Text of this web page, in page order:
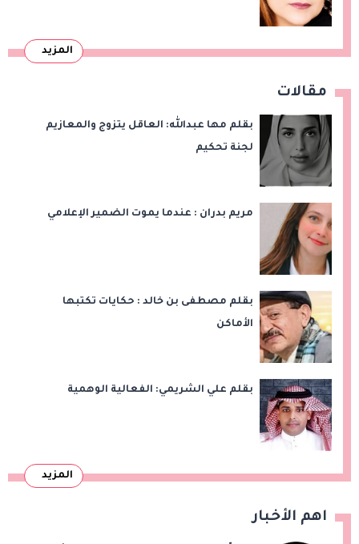
المزيد
مقالات
بقلم مها عبدالله: العاقل يتزوج والمعازيم
لجنة تحكيم
مريم بدران : عندما يموت الضمير الإعلامي
بقلم مصطفى بن خالد : حكايات تكتبها
الأماكن
بقلم علي الشريمي: الفعالية الوهمية
المزيد
اهم الأخبار